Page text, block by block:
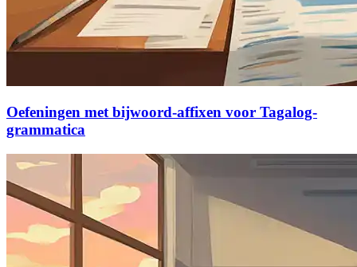
Oefeningen met bijwoord-affixen voor Tagalog-
grammatica